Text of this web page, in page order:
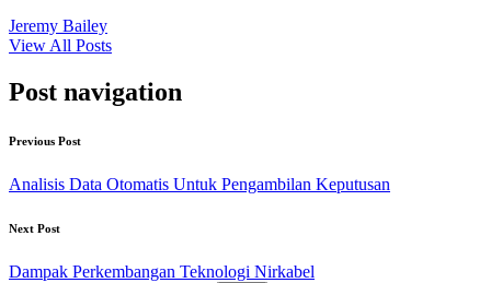
Jeremy Bailey
View All Posts
Post navigation
Previous Post
Analisis Data Otomatis Untuk Pengambilan Keputusan
Next Post
Dampak Perkembangan Teknologi Nirkabel